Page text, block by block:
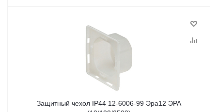
Защитный чехол IP44 12-6006-99 Эра12 ЭРА